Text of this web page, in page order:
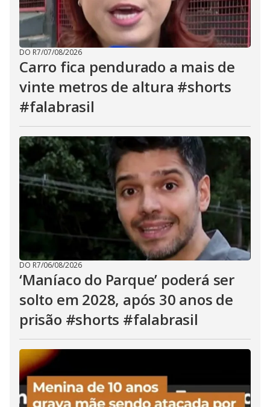
DO R7/07/08/2026
Carro fica pendurado a mais de
vinte metros de altura #shorts
#falabrasil
DO R7/06/08/2026
‘Maníaco do Parque’ poderá ser
solto em 2028, após 30 anos de
prisão #shorts #falabrasil